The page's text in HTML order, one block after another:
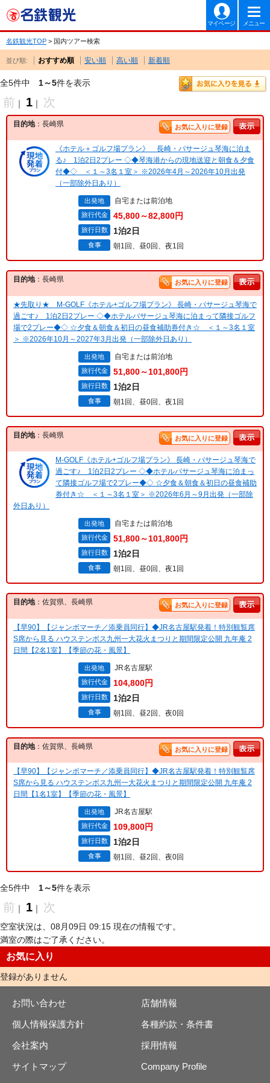
マイページ メニュー
名鉄観光TOP > 国内ツアー検索
並び順: おすすめ順 安い順 高い順 新着順
全5件中 1～5件を表示
前 ｜ 1 ｜ 次
目的地：長崎県 お気に入りに登録
《ホテル＋ゴルフ場プラン》 長崎・パサージュ琴海に泊ま
る♪ 1泊2日2プレー ◇◆琴海港からの現地送迎と朝食＆夕食
付◆◇ ＜１～3名１室＞ ※2026年4月～2026年10月出発
（一部除外日あり）
出発地 自宅または前泊地
旅行代金 45,800～82,800円
旅行日数 1泊2日
食事 朝1回、昼0回、夜1回
目的地：長崎県 お気に入りに登録
★先取り★ M-GOLF《ホテル+ゴルフ場プラン》 長崎・パサージュ琴海で
過ごす♪ 1泊2日2プレー ◇◆ホテルパサージュ琴海に泊まって隣接ゴルフ
場で2プレー◆◇ ☆夕食＆朝食＆初日の昼食補助券付き☆ ＜１～3名１室
＞ ※2026年10月～2027年3月出発（一部除外日あり）
出発地 自宅または前泊地
旅行代金 51,800～101,800円
旅行日数 1泊2日
食事 朝1回、昼0回、夜1回
目的地：長崎県 お気に入りに登録
M-GOLF《ホテル+ゴルフ場プラン》 長崎・パサージュ琴海で
過ごす♪ 1泊2日2プレー ◇◆ホテルパサージュ琴海に泊まっ
て隣接ゴルフ場で2プレー◆◇ ☆夕食＆朝食＆初日の昼食補助
券付き☆ ＜１～3名１室＞ ※2026年6月～9月出発（一部除
外日あり）
出発地 自宅または前泊地
旅行代金 51,800～101,800円
旅行日数 1泊2日
食事 朝1回、昼0回、夜1回
目的地：佐賀県、長崎県 お気に入りに登録
【早90】【ジャンボマーチ／添乗員同行】◆JR名古屋駅発着！特別観覧席
S席から見る ハウステンボス九州一大花火まつりと期間限定公開 九年庵 2
日間【2名1室】【季節の花・風景】
出発地 JR名古屋駅
旅行代金 104,800円
旅行日数 1泊2日
食事 朝1回、昼2回、夜0回
目的地：佐賀県、長崎県 お気に入りに登録
【早90】【ジャンボマーチ／添乗員同行】◆JR名古屋駅発着！特別観覧席
S席から見る ハウステンボス九州一大花火まつりと期間限定公開 九年庵 2
日間【1名1室】【季節の花・風景】
出発地 JR名古屋駅
旅行代金 109,800円
旅行日数 1泊2日
食事 朝1回、昼2回、夜0回
全5件中 1～5件を表示
前 ｜ 1 ｜ 次
空室状況は、08月09日 09:15 現在の情報です。
満室の際はご了承ください。
お気に入り
登録がありません
お問い合わせ 店舗情報
個人情報保護方針 各種約款・条件書
会社案内 採用情報
サイトマップ Company Profile